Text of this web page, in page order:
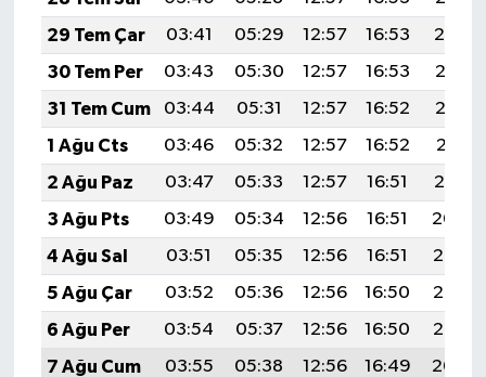
29 Tem Çar
03:41 05:29 12:57 16:53
20:14
30 Tem Per
03:43 05:30 12:57 16:53
20:13
31 Tem Cum
03:44 05:31 12:57 16:52
20:12
1 Ağu Cts
03:46 05:32 12:57 16:52
20:11
2 Ağu Paz
03:47 05:33 12:57 16:51
20:10
3 Ağu Pts
03:49 05:34 12:56 16:51
20:09
4 Ağu Sal
03:51 05:35 12:56 16:51
20:07
5 Ağu Çar
03:52 05:36 12:56 16:50
20:06
6 Ağu Per
03:54 05:37 12:56 16:50
20:05
7 Ağu Cum
03:55 05:38 12:56 16:49
20:04